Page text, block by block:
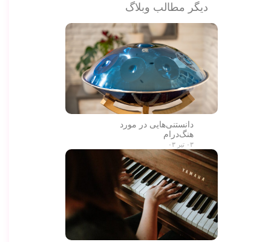
دیگر مطالب وبلاگ
دانستنی‌هایی در مورد
هنگ‌درام
۰۳ تیر ۰۳